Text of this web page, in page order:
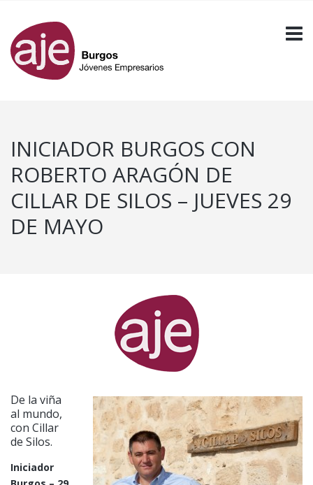
INICIADOR BURGOS CON
ROBERTO ARAGÓN DE
CILLAR DE SILOS – JUEVES 29
DE MAYO
De la viña
al mundo,
con Cillar
de Silos.
Iniciador